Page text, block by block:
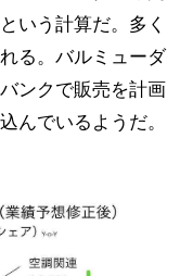
いう計算だ。多く
る。バルミューダ
ンクで販売を計画
んでいるようだ。